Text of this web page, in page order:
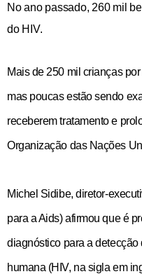
No ano passado, 260 mil
do HIV.
Mais de 250 mil crianças
mas poucas estão sendo
receberem tratamento e
Organização das Nações
Michel Sidibe, diretor-
para a Aids) afirmou que é
diagnóstico para a
humana (HIV, na sigla em